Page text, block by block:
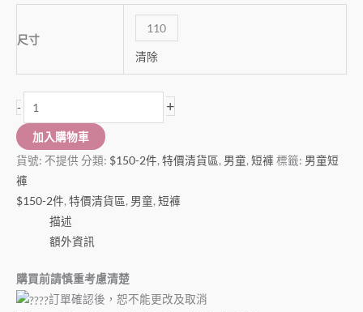
尺寸
110
清除
- +
加入購物車
貨號: 不提供 分類: $150-2件,特價清貨區, 男童,短褲 標籤: 男童短
褲
$150-2件,特價清貨區, 男童,短褲
描述
額外資訊
購買前請慎重考慮清楚
訂單確認後，恕不能更改及取消